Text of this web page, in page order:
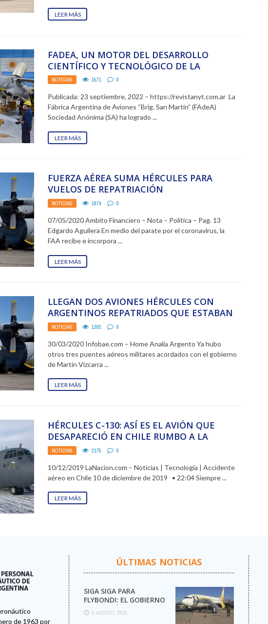
LEER MÁS
FADEA, UN MOTOR DEL DESARROLLO
CIENTÍFICO Y TECNOLÓGICO DE LA
ARGENTINA
NOTICIAS 1571 0
Publicada: 23 septiembre, 2022 – https://revistanyt.com.ar La
Fábrica Argentina de Aviones “Brig. San Martín” (FAdeA)
Sociedad Anónima (SA) ha logrado ...
LEER MÁS
FUERZA AÉREA SUMA HÉRCULES PARA
VUELOS DE REPATRIACIÓN
NOTICIAS 1874 0
07/05/2020 Ambito Financiero – Nota – Política – Pag. 13
Edgardo Aguilera En medio del parate por el coronavirus, la
FAA recibe e incorpora ...
LEER MÁS
LLEGAN DOS AVIONES HÉRCULES CON
ARGENTINOS REPATRIADOS QUE ESTABAN
VARADOS EN PERÚ
NOTICIAS 1392 0
30/03/2020 Infobae.com – Home Analia Argento Ya hubo
otros tres puentes aéreos militares acordados con el gobierno
de Martín Vizcarra ...
LEER MÁS
HÉRCULES C-130: ASÍ ES EL AVIÓN QUE
DESAPARECIÓ EN CHILE RUMBO A LA
ANTÁRTIDA CON ...
NOTICIAS 2175 0
10/12/2019 LaNacion.com – Noticias | Tecnología | Accidente
aéreo en Chile 10 de diciembre de 2019 • 22:04 Siempre ...
LEER MÁS
de 1963 por
ÚLTIMAS NOTICIAS
SIGA SIGA PARA
FLYBONDI: EL GOBIERNO
AUTORIZÓ LA VENTA DE
MÁS PASAJES
6 AGOSTO, 2026